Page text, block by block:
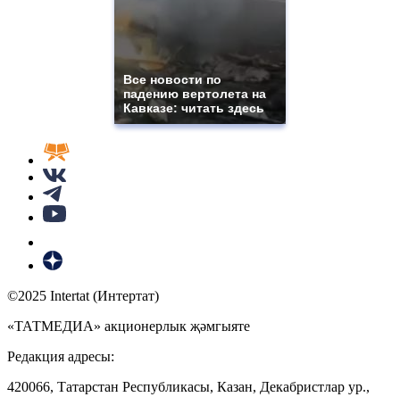
Все новости по
падению вертолета на
Кавказе: читать здесь
©2025 Intertat (Интертат)
«ТАТМЕДИА» акционерлык җәмгыяте
Редакция адресы:
420066, Татарстан Республикасы, Казан, Декабристлар ур.,